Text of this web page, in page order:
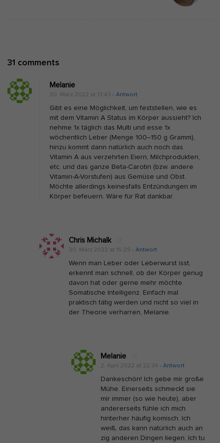
31 comments
W
r
u
m
z
u
v
i
Melanie
30. März 2022 at 13:43 - Antwort
Gibt es eine Möglichkeit, um feststellen, wie es
mit dem Vitamin A Status im Körper aussieht? Ich
nehme 1x täglich das Multi und esse 1x
wöchentlich Leber (Menge 100–150 g Gramm),
hinzu kommt dann natürlich auch noch das
Vitamin A aus verzehrten Eiern, Milchprodukten,
etc. und das ganze Beta-Carotin (bzw. andere
Vitamin-A-Vorstufen) aus Gemüse und Obst.
Möchte allerdings keinesfalls Entzündungen im
Körper befeuern. Wäre für Rat dankbar.
Chris Michalk
30. März 2022 at 15:29 - Antwort
Wenn man Leber oder Leberwurst isst,
erkennt man schnell, ob der Körper genug
davon hat oder gerne mehr möchte.
Somatische Intelligenz. Einfach mal
praktisch tätig werden und nicht so viel in
der Theorie verharren, Melanie.
Melanie
2. April 2022 at 22:34 - Antwort
Dankeschön! Ich gebe mir große
Mühe. Einerseits schmeckt sie
mir immer (so wie heute), aber
andererseits fühle ich mich
hinterher häufig komisch. Ich
weiß, das kann natürlich auch an
zig anderen Dingen liegen. Ich tu